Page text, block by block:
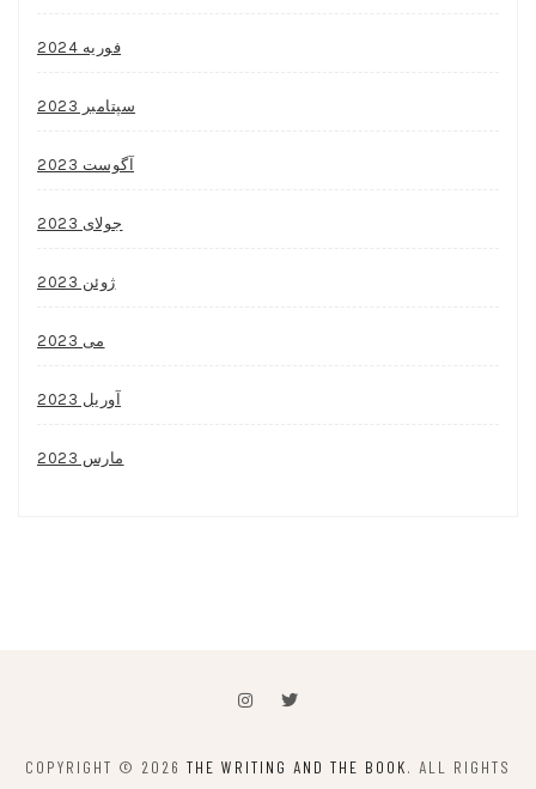
فوریه 2024
سپتامبر 2023
آگوست 2023
جولای 2023
ژوئن 2023
می 2023
آوریل 2023
مارس 2023
COPYRIGHT © 2026 THE WRITING AND THE BOOK. ALL RIGHTS